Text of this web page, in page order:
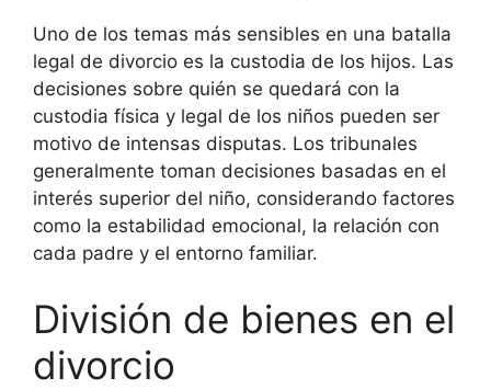
Uno de los temas más sensibles en una batalla
legal de divorcio es la custodia de los hijos. Las
decisiones sobre quién se quedará con la
custodia física y legal de los niños pueden ser
motivo de intensas disputas. Los tribunales
generalmente toman decisiones basadas en el
interés superior del niño, considerando factores
como la estabilidad emocional, la relación con
cada padre y el entorno familiar.
División de bienes en el
divorcio